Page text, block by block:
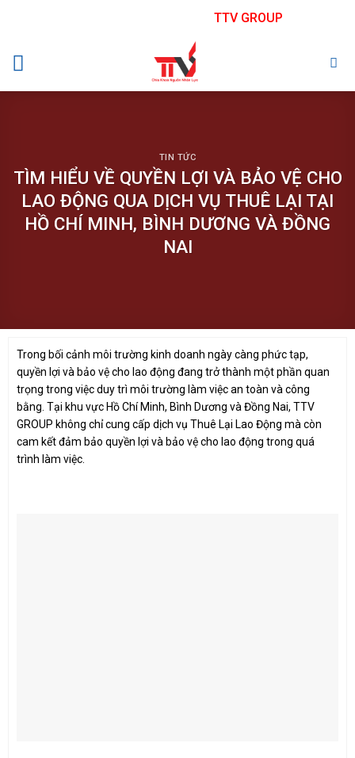
TTV GROUP
TIN TỨC
TÌM HIỂU VỀ QUYỀN LỢI VÀ BẢO VỆ CHO
LAO ĐỘNG QUA DỊCH VỤ THUÊ LẠI TẠI
HỒ CHÍ MINH, BÌNH DƯƠNG VÀ ĐỒNG
NAI
Trong bối cảnh môi trường kinh doanh ngày càng phức tạp,
quyền lợi và bảo vệ cho lao động đang trở thành một phần quan
trọng trong việc duy trì môi trường làm việc an toàn và công
bằng. Tại khu vực Hồ Chí Minh, Bình Dương và Đồng Nai, TTV
GROUP không chỉ cung cấp dịch vụ Thuê Lại Lao Động mà còn
cam kết đảm bảo quyền lợi và bảo vệ cho lao động trong quá
trình làm việc.